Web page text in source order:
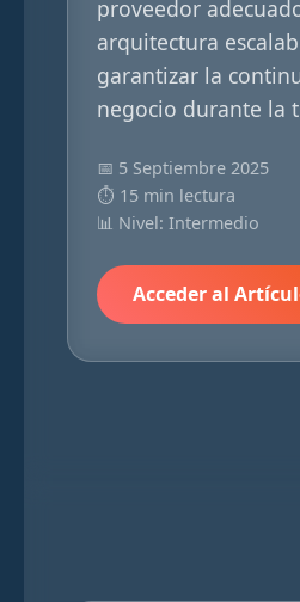
proveedor
arquitectura
garantizar la
negocio durante la
📅 5 Septiembre 2025
⏱️ 15 min lectura
📊 Nivel: Intermedio
Acceder al